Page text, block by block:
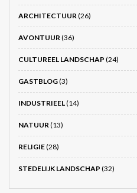
ARCHITECTUUR (26)
AVONTUUR (36)
CULTUREEL LANDSCHAP (24)
GASTBLOG(3)
INDUSTRIEEL(14)
NATUUR (13)
RELIGIE(28)
STEDELIJK LANDSCHAP (32)